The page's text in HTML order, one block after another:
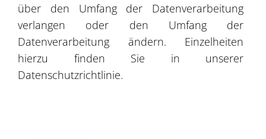
Referenzen
über den Umfang der Datenverarbeitung
verlangen oder den Umfang der
Datenverarbeitung ändern. Einzelheiten
hierzu finden Sie in unserer
Datenschutzrichtlinie.